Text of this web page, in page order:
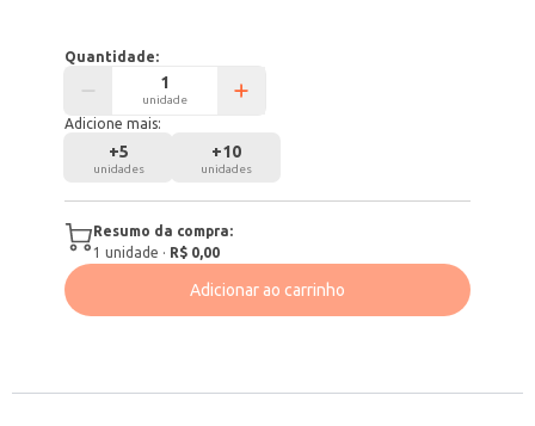
Quantidade:
unidade
Adicione mais:
+5
unidades
+10
unidades
Resumo da compra:
1 unidade · R$ 0,00
Adicionar ao carrinho